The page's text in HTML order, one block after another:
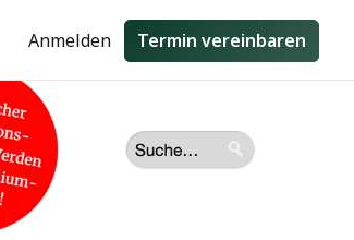
Anmelden Termin vereinbaren